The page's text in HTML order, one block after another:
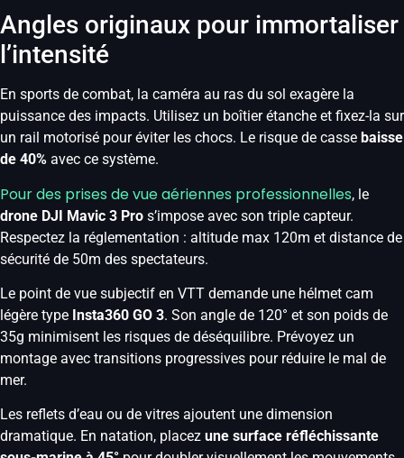
Angles originaux pour immortaliser
l’intensité
En sports de combat, la caméra au ras du sol exagère la
puissance des impacts. Utilisez un boîtier étanche et fixez-la sur
un rail motorisé pour éviter les chocs. Le risque de casse baisse
de 40% avec ce système.
Pour des prises de vue aériennes professionnelles, le
drone DJI Mavic 3 Pro s’impose avec son triple capteur.
Respectez la réglementation : altitude max 120m et distance de
sécurité de 50m des spectateurs.
Le point de vue subjectif en VTT demande une hélmet cam
légère type Insta360 GO 3. Son angle de 120° et son poids de
35g minimisent les risques de déséquilibre. Prévoyez un
montage avec transitions progressives pour réduire le mal de
mer.
Les reflets d’eau ou de vitres ajoutent une dimension
dramatique. En natation, placez une surface réfléchissante